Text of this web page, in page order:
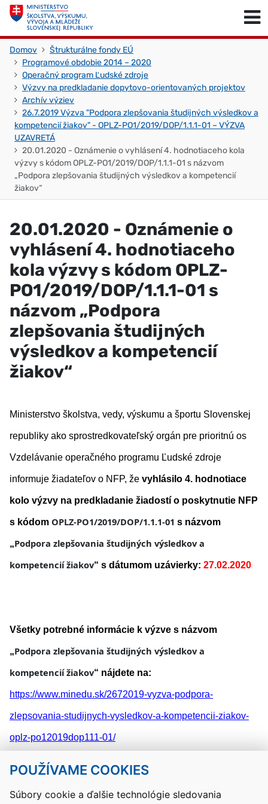
POUŽÍVAME COOKIES
Súbory cookie a ďalšie technológie sledovania
Skočiť na obsah
Domov
Štrukturálne fondy EÚ
Programové obdobie 2014 – 2020
Operačný program Ľudské zdroje
Výzvy na predkladanie dopytovo-orientovaných projektov
Archív výziev
26.7.2019 Výzva "Podpora zlepšovania študijných výsledkov a
kompetencií žiakov" - OPLZ-PO1/2019/DOP/1.1.1-01 – VÝZVA
UZAVRETÁ
20.01.2020 - Oznámenie o vyhlásení 4. hodnotiaceho kola
výzvy s kódom OPLZ-PO1/2019/DOP/1.1.1-01 s názvom
„Podpora zlepšovania študijných výsledkov a kompetencií
žiakov“
20.01.2020 - Oznámenie o
vyhlásení 4. hodnotiaceho
kola výzvy s kódom OPLZ-
PO1/2019/DOP/1.1.1-01 s
názvom „Podpora
zlepšovania študijných
výsledkov a kompetencií
žiakov“
Ministerstvo školstva, vedy, výskumu a športu Slovenskej
republiky ako sprostredkovateľský orgán pre prioritnú os
Vzdelávanie operačného programu Ľudské zdroje
informuje žiadateľov o NFP, že vyhlásilo 4. hodnotiace
kolo výzvy na predkladanie žiadostí o poskytnutie NFP
s kódom OPLZ-PO1/2019/DOP/1.1.1-01 s názvom
„Podpora zlepšovania študijných výsledkov a
kompetencií žiakov“ s dátumom uzávierky: 27.02.2020
Všetky potrebné informácie k výzve s názvom
„Podpora zlepšovania študijných výsledkov a
kompetencií žiakov“ nájdete na:
https://www.minedu.sk/2672019-vyzva-podpora-
zlepsovania-studijnych-vysledkov-a-kompetencii-ziakov-
oplz-po12019dop111-01/
Skočiť na začiatok stránky